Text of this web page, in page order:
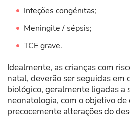
Infeções congénitas;
Meningite / sépsis;
TCE grave.
Idealmente, as crianças com
natal, deverão ser seguidas em
biológico, geralmente ligadas a
neonatologia, com o objetivo
precocemente alterações do